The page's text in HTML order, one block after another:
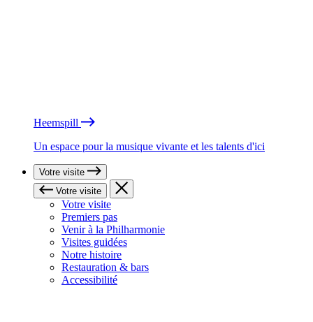
Heemspill
Un espace pour la musique vivante et les talents d'ici
Votre visite
Votre visite
Votre visite
Premiers pas
Venir à la Philharmonie
Visites guidées
Notre histoire
Restauration & bars
Accessibilité